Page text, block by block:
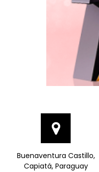
Buenaventura Castillo,
Capiatá, Paraguay